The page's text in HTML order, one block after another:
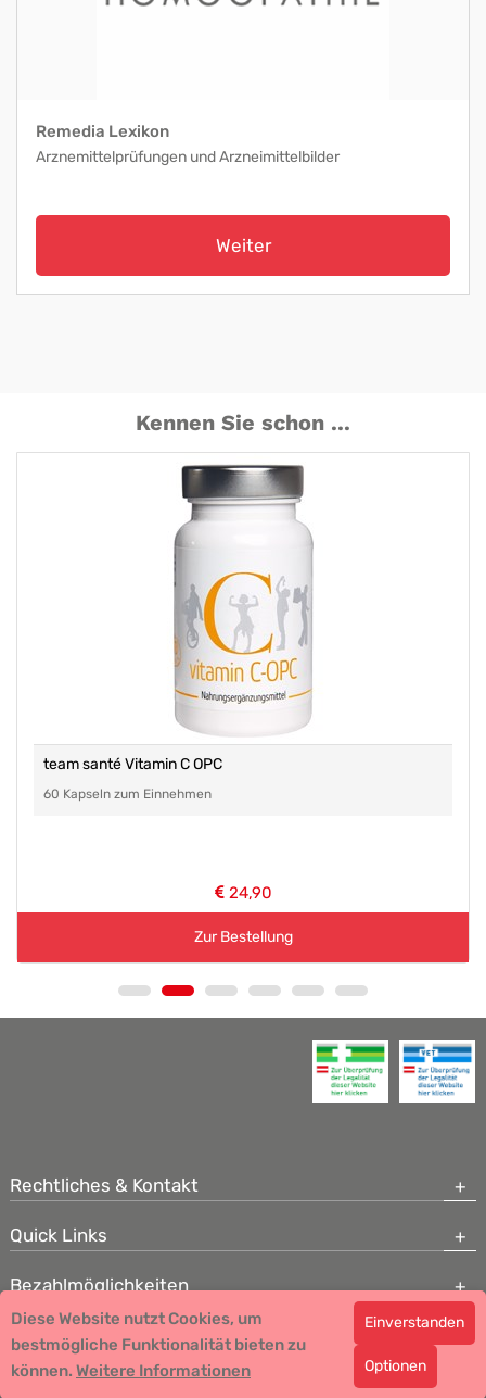
Remedia Lexikon
Arznemittelprüfungen und Arzneimittelbilder
Weiter
Kennen Sie schon ...
team santé Vitamin C OPC
60 Kapseln zum Einnehmen
24,90
Zur Bestellung
Rechtliches & Kontakt
Quick Links
Bezahlmöglichkeiten
Copyright © 2026 Team Santé Salvator Apotheke - GDP zertifiziert
Remedia Homöopathie GmbH GMP zertifizierter Arzneihersteller
Diese Website nutzt Cookies, um
bestmögliche Funktionalität bieten zu
können. Weitere Informationen
Einverstanden
Optionen